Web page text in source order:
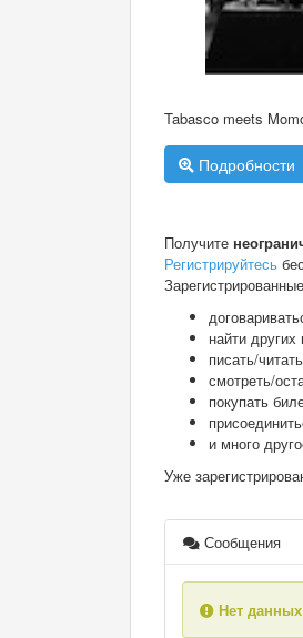
Tabasco meets
Подробности
Получите
Регистрируйтесь
найти
писать/
смотреть/
покупать
и много
Уже
Сообщения
Нет данных